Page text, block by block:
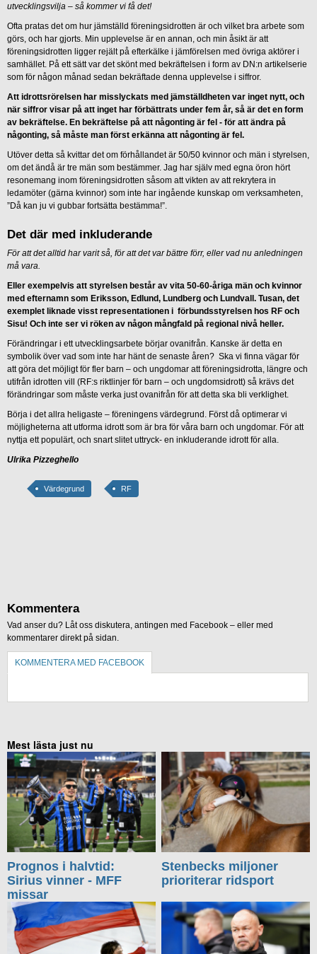
utvecklingsvilja – så kommer vi få det!
Ofta pratas det om hur jämställd föreningsidrotten är och vilket bra arbete som
görs, och har gjorts. Min upplevelse är en annan, och min åsikt är att
föreningsidrotten ligger rejält på efterkälke i jämförelsen med övriga aktörer i
samhället. På ett sätt var det skönt med bekräftelsen i form av DN:n artikelserie
som för någon månad sedan bekräftade denna upplevelse i siffror.
Att idrottsrörelsen har misslyckats med jämställdheten var inget nytt, och
när siffror visar på att inget har förbättrats under fem år, så är det en form
av bekräftelse. En bekräftelse på att någonting är fel - för att ändra på
någonting, så måste man först erkänna att någonting är fel.
Utöver detta så kvittar det om förhållandet är 50/50 kvinnor och män i styrelsen,
om det ändå är tre män som bestämmer. Jag har själv med egna öron hört
resonemang inom föreningsidrotten såsom att vikten av att rekrytera in
ledamöter (gärna kvinnor) som inte har ingående kunskap om verksamheten,
”Då kan ju vi gubbar fortsätta bestämma!”.
Det där med inkluderande
För att det alltid har varit så, för att det var bättre förr, eller vad nu anledningen
må vara.
Eller exempelvis att styrelsen består av vita 50-60-åriga män och kvinnor
med efternamn som Eriksson, Edlund, Lundberg och Lundvall. Tusan, det
exemplet liknade visst representationen i förbundsstyrelsen hos RF och
Sisu! Och inte ser vi röken av någon mångfald på regional nivå heller.
Förändringar i ett utvecklingsarbete börjar ovanifrån. Kanske är detta en
symbolik över vad som inte har hänt de senaste åren? Ska vi finna vägar för
att göra det möjligt för fler barn – och ungdomar att föreningsidrotta, längre och
utifrån idrotten vill (RF:s riktlinjer för barn – och ungdomsidrott) så krävs det
förändringar som måste verka just ovanifrån för att detta ska bli verklighet.
Börja i det allra heligaste – föreningens värdegrund. Först då optimerar vi
möjligheterna att utforma idrott som är bra för våra barn och ungdomar. För att
nyttja ett populärt, och snart slitet uttryck- en inkluderande idrott för alla.
Ulrika Pizzeghello
Värdegrund RF
Kommentera
Vad anser du? Låt oss diskutera, antingen med Facebook – eller med
kommentarer direkt på sidan.
KOMMENTERA MED FACEBOOK
Mest lästa just nu
Prognos i halvtid:
Sirius vinner - MFF
missar
Stenbecks miljoner
prioriterar ridsport